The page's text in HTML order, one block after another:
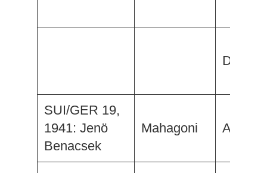
Der
SUI/GER 19,
1941: Jenö
Benacsek
Mahagoni Aquilon